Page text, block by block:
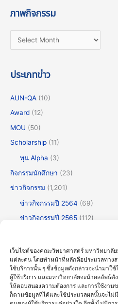
เว็บไซต์ของคณะวิทยาศาสตร์ มหาวิทยาลั
แต่ละคน โดยทำหน้าที่หลักคือประมวลทาง
ใช้บริการนั้น ๆ ซึ่งข้อมูลดังกล่าวจะนำมาใ
ผู้ใช้บริการ และมหาวิทยาลัยจะนำผลลัพธ์ดั
ให้ตอบสนองความต้องการ และการใช้งาน
ก็ตามข้อมูลที่ได้และใช้ประมวลผลนั้นจะไม่
ภาพกิจกรรม
ประเภทข่าว
AUN-QA (10)
Award (12)
MOU (50)
Scholarship (11)
ทุน Alpha (3)
กิจกรรมนักศึกษา (23)
ข่าวกิจกรรม (1,201)
ข่าวกิจกรรมปี 2564 (69)
ข่าวกิจกรรมปี 2565 (112)
ข่าวกิจกรรมปี 2567 (252)
ข่าวกิจกรรมปี 2568(355)
ข่าวกิจกรรมปี 2569(191)
ข่าวทั่วไป(716)